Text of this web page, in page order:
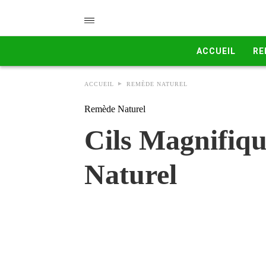
ACCUEIL
ACCUEIL REMÈDE NATUREL
Remède Naturel
Cils
Naturel